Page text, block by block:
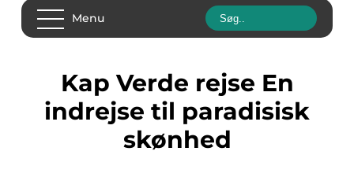
Menu
Kap Verde rejse En
indrejse til paradisisk
skønhed